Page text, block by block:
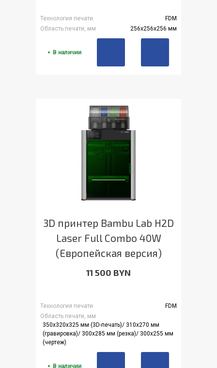
Технология печати
FDM
Область печати, мм
256x256x256 мм
В наличии
3D принтер Bambu Lab H2D
Laser Full Combo 40W
(Европейская версия)
11 500 BYN
Технология печати
FDM
Область печати, мм
350x320x325 мм (3D-печать)/ 310x270 мм
(гравировка)/ 300x285 мм (резка)/ 300x255 мм
(чертеж)
В наличии